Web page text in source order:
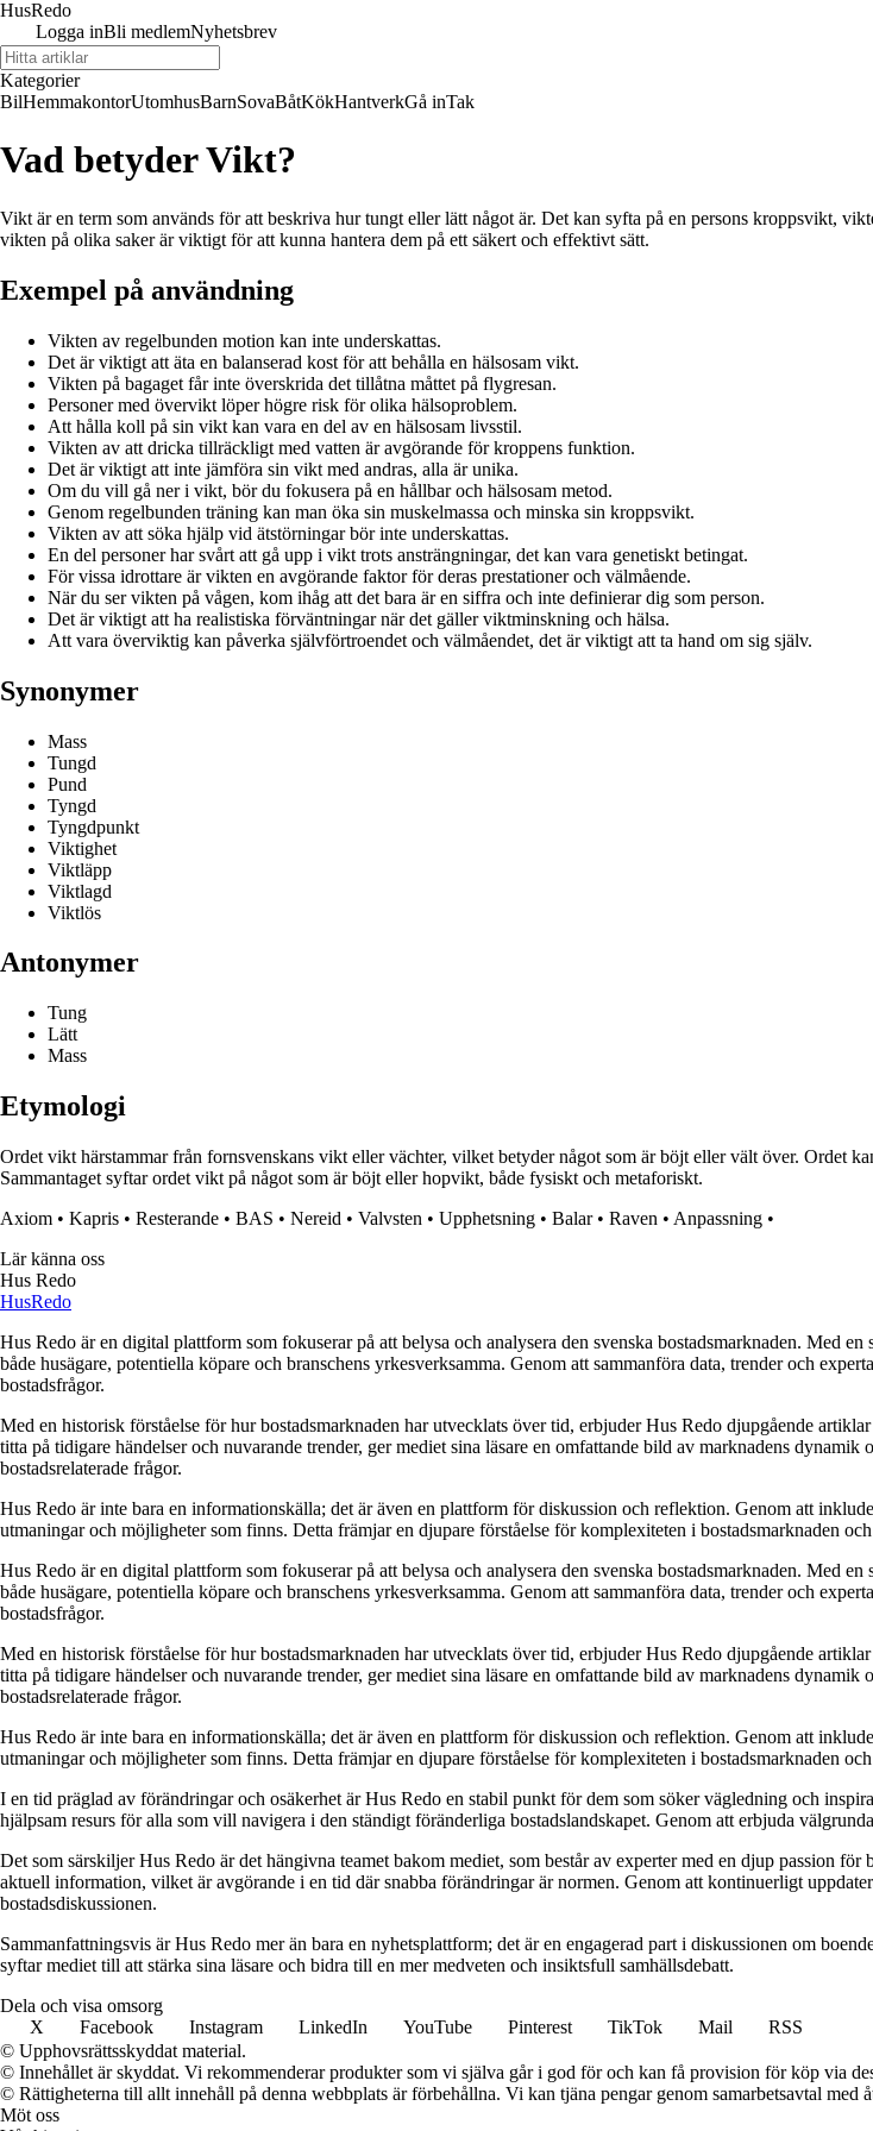
HusRedo
Logga inBli medlemNyhetsbrev
Kategorier
BilHemmakontorUtomhusBarnSovaBåtKökHantverkGå inTak
Vad betyder Vikt?
Vikt är en term som används för att beskriva hur tungt eller lätt något är. Det kan syfta på en persons kroppsvikt,
vikten på olika saker är viktigt för att kunna hantera dem på ett säkert och effektivt sätt.
Exempel på användning
Vikten av regelbunden motion kan inte underskattas.
Det är viktigt att äta en balanserad kost för att behålla en hälsosam vikt.
Vikten på bagaget får inte överskrida det tillåtna måttet på flygresan.
Personer med övervikt löper högre risk för olika hälsoproblem.
Att hålla koll på sin vikt kan vara en del av en hälsosam livsstil.
Vikten av att dricka tillräckligt med vatten är avgörande för kroppens funktion.
Det är viktigt att inte jämföra sin vikt med andras, alla är unika.
Om du vill gå ner i vikt, bör du fokusera på en hållbar och hälsosam metod.
Genom regelbunden träning kan man öka sin muskelmassa och minska sin kroppsvikt.
Vikten av att söka hjälp vid ätstörningar bör inte underskattas.
En del personer har svårt att gå upp i vikt trots ansträngningar, det kan vara genetiskt betingat.
För vissa idrottare är vikten en avgörande faktor för deras prestationer och välmående.
När du ser vikten på vågen, kom ihåg att det bara är en siffra och inte definierar dig som person.
Det är viktigt att ha realistiska förväntningar när det gäller viktminskning och hälsa.
Att vara överviktig kan påverka självförtroendet och välmåendet, det är viktigt att ta hand om sig själv.
Synonymer
Mass
Tungd
Pund
Tyngd
Tyngdpunkt
Viktighet
Viktläpp
Viktlagd
Viktlös
Antonymer
Tung
Lätt
Mass
Etymologi
Ordet vikt härstammar från fornsvenskans vikt eller vächter, vilket betyder något som är böjt eller vält över. Ordet
Sammantaget syftar ordet vikt på något som är böjt eller hopvikt, både fysiskt och metaforiskt.
Axiom • Kapris • Resterande • BAS • Nereid • Valvsten • Upphetsning • Balar• Raven • Anpassning •
Lär känna oss
Hus Redo
HusRedo
Hus Redo är en digital plattform som fokuserar på att belysa och analysera den svenska bostadsmarknaden. Med
både husägare, potentiella köpare och branschens yrkesverksamma. Genom att sammanföra data, trender och
bostadsfrågor.
Med en historisk förståelse för hur bostadsmarknaden har utvecklats över tid, erbjuder Hus Redo djupgående
titta på tidigare händelser och nuvarande trender, ger mediet sina läsare en omfattande bild av marknadens
bostadsrelaterade frågor.
Hus Redo är inte bara en informationskälla; det är även en plattform för diskussion och reflektion. Genom att
utmaningar och möjligheter som finns. Detta främjar en djupare förståelse för komplexiteten i bostadsmarknaden
Hus Redo är en digital plattform som fokuserar på att belysa och analysera den svenska bostadsmarknaden. Med
både husägare, potentiella köpare och branschens yrkesverksamma. Genom att sammanföra data, trender och
bostadsfrågor.
Med en historisk förståelse för hur bostadsmarknaden har utvecklats över tid, erbjuder Hus Redo djupgående
titta på tidigare händelser och nuvarande trender, ger mediet sina läsare en omfattande bild av marknadens
bostadsrelaterade frågor.
Hus Redo är inte bara en informationskälla; det är även en plattform för diskussion och reflektion. Genom att
utmaningar och möjligheter som finns. Detta främjar en djupare förståelse för komplexiteten i bostadsmarknaden
I en tid präglad av förändringar och osäkerhet är Hus Redo en stabil punkt för dem som söker vägledning och
hjälpsam resurs för alla som vill navigera i den ständigt föränderliga bostadslandskapet. Genom att erbjuda
Det som särskiljer Hus Redo är det hängivna teamet bakom mediet, som består av experter med en djup passion
aktuell information, vilket är avgörande i en tid där snabba förändringar är normen. Genom att kontinuerligt
bostadsdiskussionen.
Sammanfattningsvis är Hus Redo mer än bara en nyhetsplattform; det är en engagerad part i diskussionen om
syftar mediet till att stärka sina läsare och bidra till en mer medveten och insiktsfull samhällsdebatt.
Dela och visa omsorg
X
Facebook Instagram LinkedIn YouTube Pinterest TikTok Mail
RSS
© Upphovsrättsskyddat material.
© Innehållet är skyddat. Vi rekommenderar produkter som vi själva går i god för och kan få provision för köp via
© Rättigheterna till allt innehåll på denna webbplats är förbehållna. Vi kan tjäna pengar genom samarbetsavtal
Möt oss